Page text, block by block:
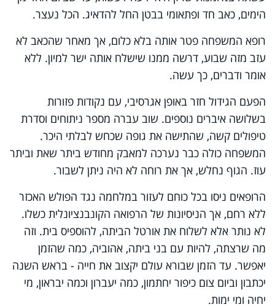
הימים, כאב חד ופתאומי בבטן החל להדאיג. הכל נעצר.
רופא המשפחה פטר אותה בלא כלום, אך מאחר שהכאב לא
עזב מזה שבוע, דרשה ממנו שישלח אותה ישר למיון. ללא
אומר ודברים, כך עשה.
הפעם הגידול חזר באופן אגרסיבי, עם נקודות פזורות
בשלושה איברים נוספים. שוב עברה מספר ניתוחים וסדרת
טיפולים קשה, שהתישה את גופה שכחש לבלתי היכר.
המשפחה כולה כבר נערכה למאבק מחודש ביתר שאת וביתר
עוז. הגוף נחלש, אך את רוחה לא היה ניתן לשבור.
הרופאים ניסו בכל כוחם לעזור במלחמה נגד הפולש האכזר
ללא רחם, אך הניסיונות של הרפואה הקונבנציונלית כשלו.
לא נותר אלא לשלוח את אורטל הביתה, להוספיס בית. וזה
מה שרצתה, להיות עם בני ביתה, אהוביה, כמה שהזמן
יאפשר. עד הזמן שבורא עולם יקצוב את חייה - בראש השנה
יכתבון וביום צום כיפור יחתמון, כמה יעברון וכמה יבראון, מי
יחיה ומי ימות.